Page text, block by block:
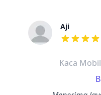
Aji
dari
Kaca